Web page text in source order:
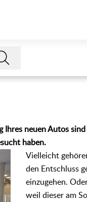
Ihres neuen Autos
haben.
Vielleicht
den Entschluss
einzugehen.
weil dieser am